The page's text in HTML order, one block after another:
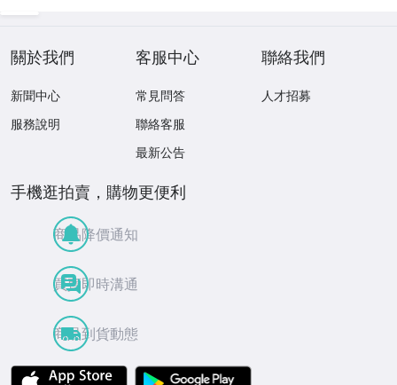
關於我們
新聞中心
服務說明
客服中心
常見問答
聯絡客服
最新公告
聯絡我們
人才招募
手機逛拍賣，購物更便利
商品降價通知
買賣即時溝通
商品到貨動態
APP Store